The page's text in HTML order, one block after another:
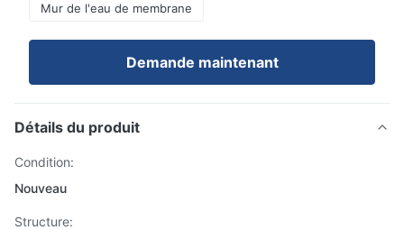
Mur de l'eau de membrane
Demande maintenant
Détails du produit
Condition:
Nouveau
Structure: